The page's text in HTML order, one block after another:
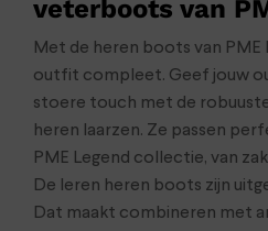
veterboots van
Met de heren boots van PME
outfit compleet. Geef jouw
stoere touch met de
heren laarzen. Ze passen
PME Legend collectie, van
De leren heren boots zijn
Dat maakt combineren met